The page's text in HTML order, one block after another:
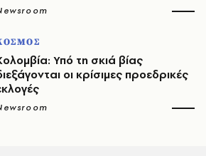
Υπό τη σκιά βίας
οι κρίσιμες προεδρικές